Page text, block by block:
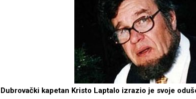
Dubrovački kapetan Kristo Laptalo izrazio je svoje